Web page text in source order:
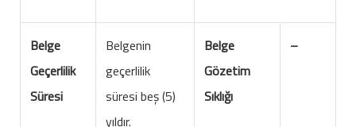
Belge
Geçerlilik
Süresi
Belgenin
geçerlilik
süresi beş (5)
yıldır.
Belge
Gözetim
Sıklığı
–